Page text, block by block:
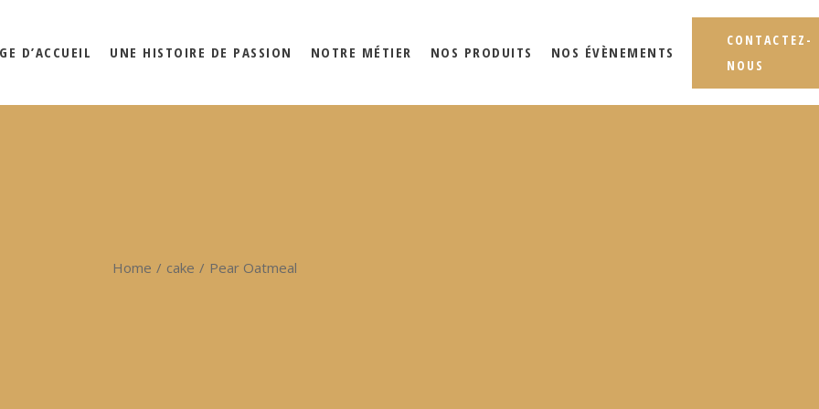
D’ACCUEIL UNE HISTOIRE DE PASSION NOTRE MÉTIER NOS PRODUITS NOS ÉVÈNEMENTS
CONTACTEZ-
NOUS
Home cake Pear Oatmeal